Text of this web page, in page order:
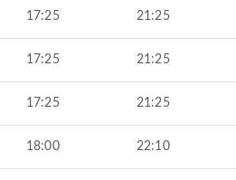
17:25 21:25
17:25 21:25
17:25 21:25
18:00 22:10